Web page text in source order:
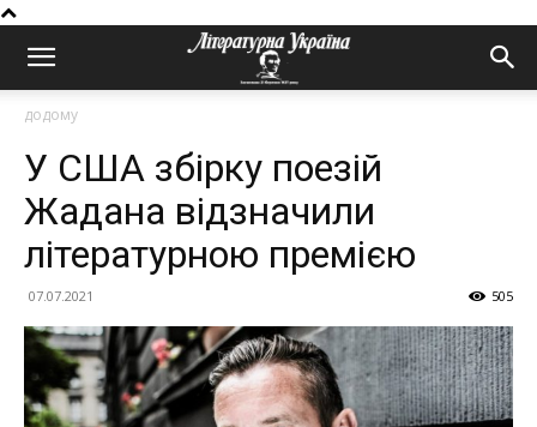
додому
У США збірку поезій
Жадана відзначили
літературною премією
07.07.2021 505